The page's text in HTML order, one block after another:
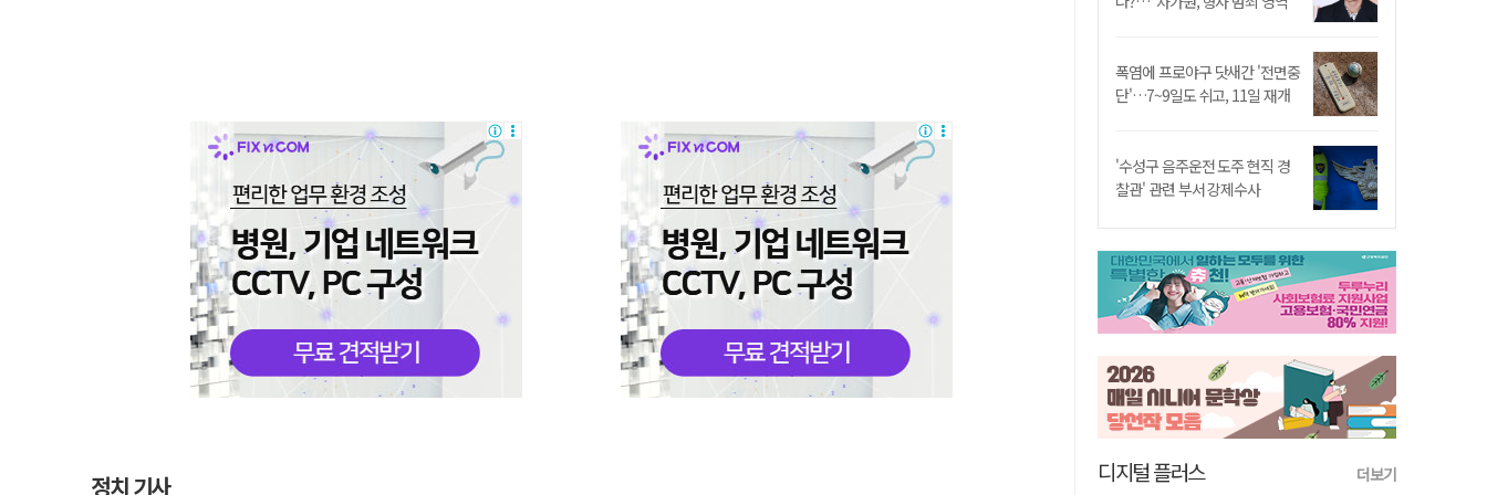
정치 기사
폭염에 프로야구 닷새간 '전면중
단'…7~9일도 쉬고, 11일 재개
'수성구 음주운전 도주 현직 경
찰관' 관련 부서 강제수사
디지털 플러스 더보기